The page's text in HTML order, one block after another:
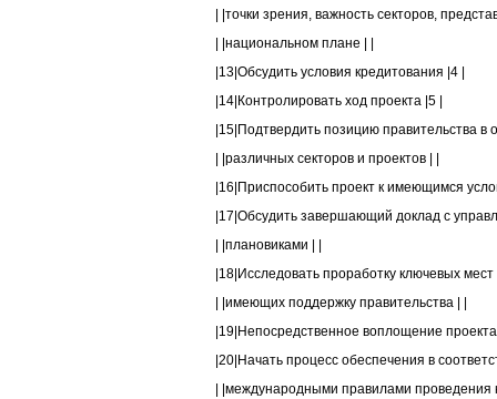
| |точки зрения, важность секторов,
| |национальном плане | |
|13|Обсудить условия кредитования |4 |
|14|Контролировать ход проекта |5 |
|15|Подтвердить позицию правительства в
| |различных секторов и проектов | |
|16|Приспособить проект к имеющимся
|17|Обсудить завершающий доклад с
| |плановиками | |
|18|Исследовать проработку ключевых мест
| |имеющих поддержку правительства | |
|19|Непосредственное воплощение
|20|Начать процесс обеспечения в
| |международными правилами проведения